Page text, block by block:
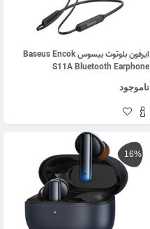
ایرفون بلوتوث بیسوس Baseus Encok
S11A Bluetooth Earphone
ناموجود
16%